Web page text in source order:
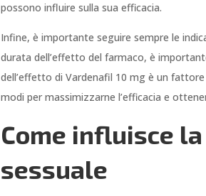
possono influire sulla sua efficacia.
Infine, è importante seguire sempre le
durata dell’effetto del farmaco, è
dell’effetto di Vardenafil 10 mg è un
modi per massimizzarne l’efficacia e
Come influisce
sessuale